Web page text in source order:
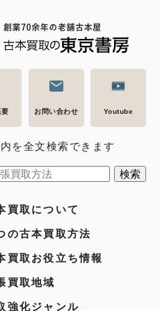
要 お問い合わせ Youtube
を全文検索できます
買取について
の古本買取方法
買取お役立ち情報
買取地域
強化ジャンル